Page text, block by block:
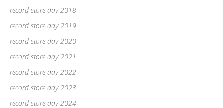
record store day 2018
record store day 2019
record store day 2020
record store day 2021
record store day 2022
record store day 2023
record store day 2024